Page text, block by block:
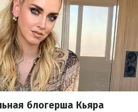
блогерша Кьяра